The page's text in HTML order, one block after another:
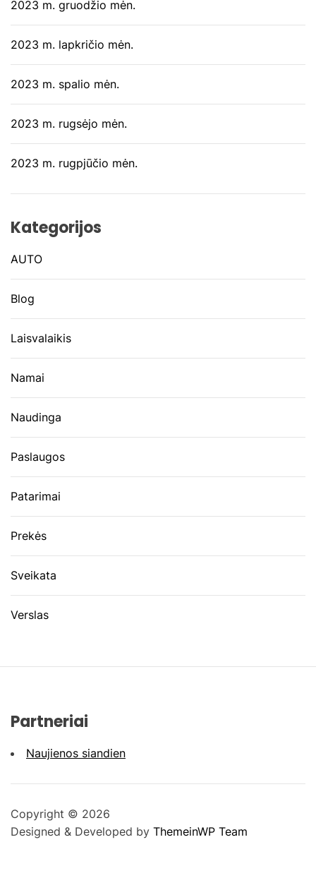
2023 m. gruodžio mėn.
2023 m. lapkričio mėn.
2023 m. spalio mėn.
2023 m. rugsėjo mėn.
2023 m. rugpjūčio mėn.
Kategorijos
AUTO
Blog
Laisvalaikis
Namai
Naudinga
Paslaugos
Patarimai
Prekės
Sveikata
Verslas
Partneriai
Naujienos siandien
Copyright © 2026
Designed & Developed by ThemeinWP Team